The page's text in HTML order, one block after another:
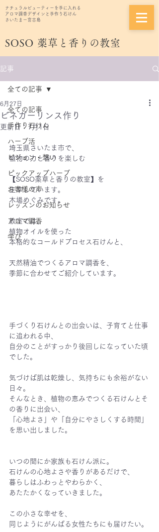
SOSO 薬草と香りの教室
ナチュラルビューティーを手に入れる
アロマ調香デザインと手作り石けん
さいたまー宮古島
記事
全ての記事
手作り石けん
ハーブ活
ビジョン・想い
ピックアップハーブ
お客様の声
レッスンのお知らせ
アロマ調香
学び
全ての記事
ビネガーリンス作り
6月27日
更新日： 7月1日
埼玉県さいたま市で、
植物の力と香りを楽しむ
【SOSO薬草と香りの教室】を
主宰しています。
木場めぐみです。
教室では、
植物オイルを使った
本格的なコールドプロセス石けんと、
天然精油でつくるアロマ調香を、
季節に合わせてご紹介しています。
手づくり石けんとの出会いは、子育てと仕事
に追われる中、
自分のことがすっかり後回しになっていた頃
でした。
気づけば肌は乾燥し、気持ちにも余裕がない
日々。
そんなとき、植物の恵みでつくる石けんとそ
の香りに出会い、
「心地よさ」や「自分にやさしくする時間」
を思い出しました。
いつの間にか家族も石けん派に。
石けんの心地よさや香りがあるだけで、
暮らしはふわっとやわらかく、
あたたかくなっていきました。
この小さな幸せを、
同じようにがんばる女性たちにも届けたい。